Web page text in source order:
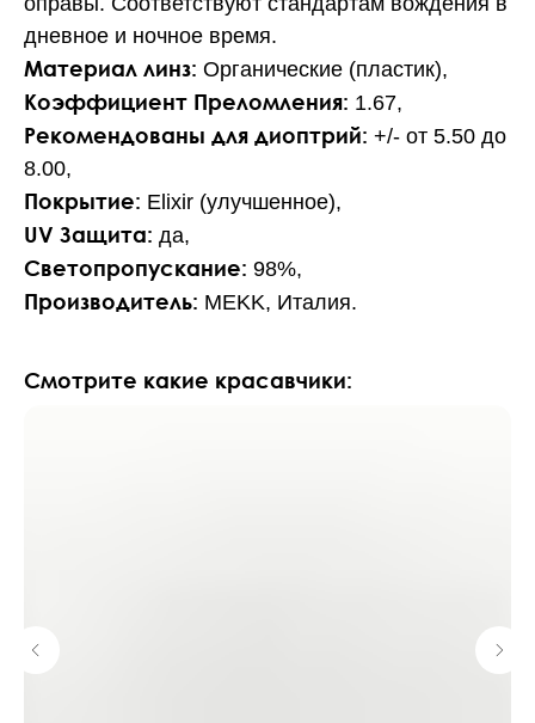
дневное и ночное время.
Материал линз: Органические (пластик),
Коэффициент Преломления: 1.67,
Рекомендованы для диоптрий: +/- от 5.50 до
8.00,
Покрытие: Elixir (улучшенное),
UV Защита: да,
Светопропускание: 98%,
Производитель: MEKK, Италия.
Смотрите какие красавчики: